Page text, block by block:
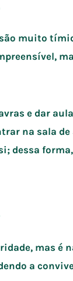
muito
e dar
na sala de
dessa
mas é
a